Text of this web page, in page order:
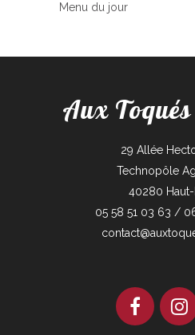
Menu du jour
Aux
29 Allée
Technopôle
40280
05 58 51 03 63 /